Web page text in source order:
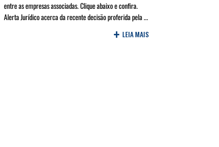
entre as empresas associadas. Clique abaixo e confira.
Alerta Jurídico acerca da recente decisão proferida pela ...
+ LEIA MAIS